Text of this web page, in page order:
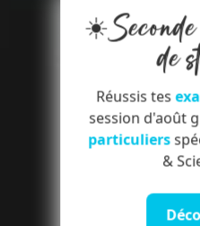
de
Réussis tes
session d'août
particuliers
&